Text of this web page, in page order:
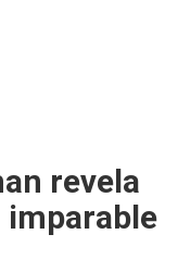
revela
imparable